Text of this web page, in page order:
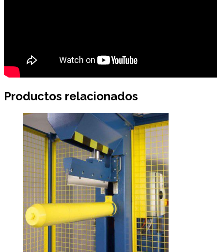
Productos relacionados